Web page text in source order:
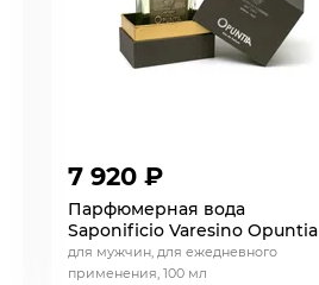
7 920 ₽
Парфюмерная вода
Saponificio Varesino Opuntia
для мужчин, для ежедневного
применения, 100 мл